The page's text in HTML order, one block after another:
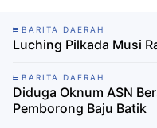
BARITA DAERAH
Luching Pilkada Musi
BARITA DAERAH
Diduga Oknum ASN
Pemborong Baju Batik